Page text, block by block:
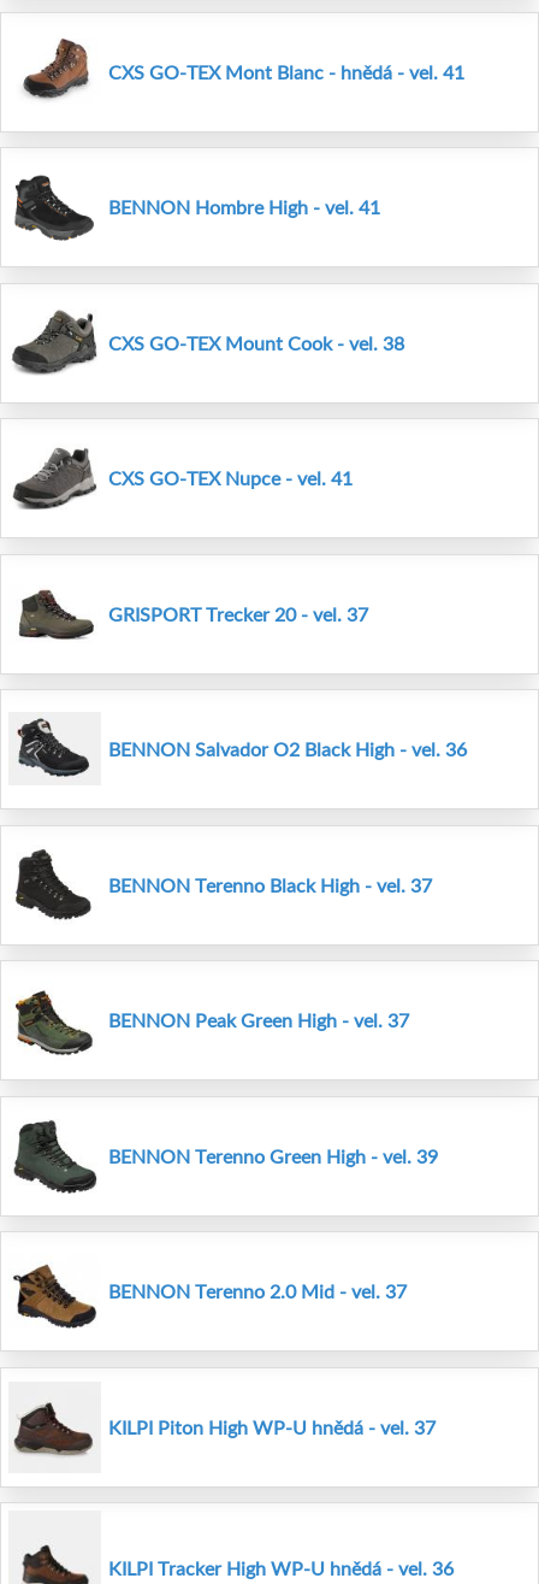
CXS GO-TEX Mont Blanc - hnědá - vel. 41
BENNON Hombre High - vel. 41
CXS GO-TEX Mount Cook - vel. 38
CXS GO-TEX Nupce - vel. 41
GRISPORT Trecker 20 - vel. 37
BENNON Salvador O2 Black High - vel. 36
BENNON Terenno Black High - vel. 37
BENNON Peak Green High - vel. 37
BENNON Terenno Green High - vel. 39
BENNON Terenno 2.0 Mid - vel. 37
KILPI Piton High WP-U hnědá - vel. 37
KILPI Tracker High WP-U hnědá - vel. 36